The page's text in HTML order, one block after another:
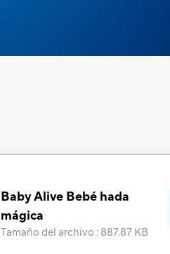
Baby Alive Bebé hada
mágica
Tamaño del archivo : 887.87 KB